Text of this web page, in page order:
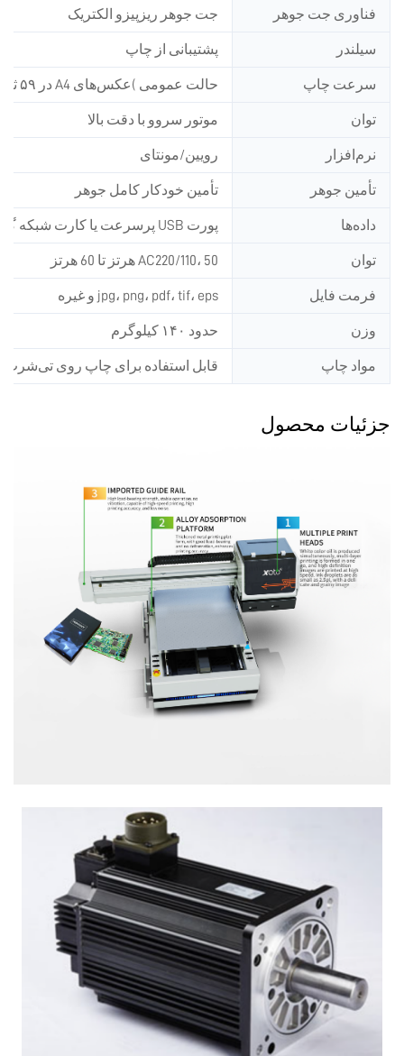
فناوری جت جوهر جت جوهر ریزپیزو الکتریک
سیلندر پشتیبانی از چاپ
سرعت چاپ حالت عمومی (عکس‌های A4 در ۵۹ ثانیه) حالت استاندارد (عکس‌های A4 در ۲ دقیقه) حالت باکیفیت بالا (یک عکس در ۴ دقیقه)
توان موتور سروو با دقت بالا
نرم‌افزار رویین/مونتای
تأمین جوهر تأمین خودکار کامل جوهر
داده‌ها پورت USB پرسرعت یا کارت شبکه گیگابیتی
توان AC220/110، 50 هرتز تا 60 هرتز
فرمت فایل jpg، png، pdf، tif، eps و غیره
وزن حدود ۱۴۰ کیلوگرم
مواد چاپ قابل استفاده برای چاپ روی
جزئیات محصول